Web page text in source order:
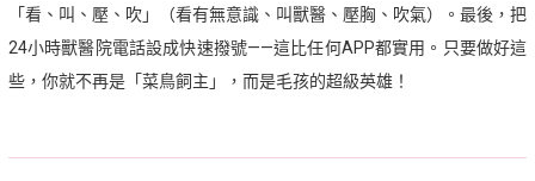
「看、叫、壓、吹」（看有無意識、叫獸醫、壓胸、吹氣）。最後，把
24小時獸醫院電話設成快速撥號——這比任何APP都實用。只要做好這
些，你就不再是「菜鳥飼主」，而是毛孩的超級英雄！